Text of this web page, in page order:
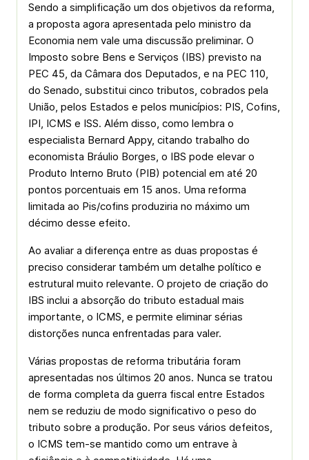
Sendo a simplificação um dos objetivos da reforma,
a proposta agora apresentada pelo ministro da
Economia nem vale uma discussão preliminar. O
Imposto sobre Bens e Serviços (IBS) previsto na
PEC 45, da Câmara dos Deputados, e na PEC 110,
do Senado, substitui cinco tributos, cobrados pela
União, pelos Estados e pelos municípios: PIS, Cofins,
IPI, ICMS e ISS. Além disso, como lembra o
especialista Bernard Appy, citando trabalho do
economista Bráulio Borges, o IBS pode elevar o
Produto Interno Bruto (PIB) potencial em até 20
pontos porcentuais em 15 anos. Uma reforma
limitada ao Pis/cofins produziria no máximo um
décimo desse efeito.
Ao avaliar a diferença entre as duas propostas é
preciso considerar também um detalhe político e
estrutural muito relevante. O projeto de criação do
IBS inclui a absorção do tributo estadual mais
importante, o ICMS, e permite eliminar sérias
distorções nunca enfrentadas para valer.
Várias propostas de reforma tributária foram
apresentadas nos últimos 20 anos. Nunca se tratou
de forma completa da guerra fiscal entre Estados
nem se reduziu de modo significativo o peso do
tributo sobre a produção. Por seus vários defeitos,
o ICMS tem-se mantido como um entrave à